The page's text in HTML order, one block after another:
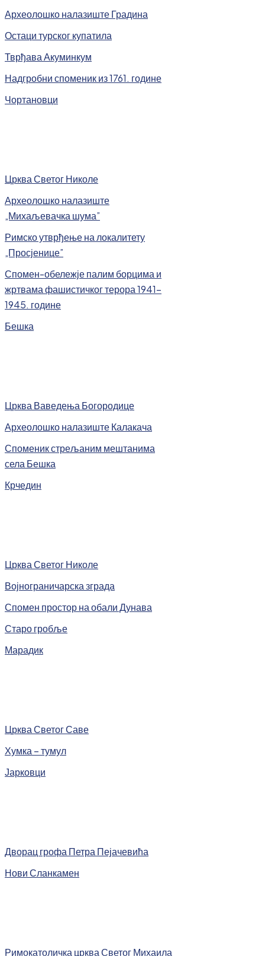
Археолошко налазиште Градина
Остаци турског купатила
Тврђава Акуминкум
Надгробни споменик из 1761. године
Чортановци
Црква Светог Николе
Археолошко налазиште
„Михаљевачка шума”
Римско утврђење на локалитету
„Просјенице”
Спомен-обележје палим борцима и
жртвама фашистичког терора 1941-
1945. године
Бешка
Црква Ваведења Богородице
Археолошко налазиште Калакача
Споменик стрељаним мештанима
села Бешка
Крчедин
Црква Светог Николе
Војнограничарска зграда
Спомен простор на обали Дунава
Старо гробље
Марадик
Црква Светог Саве
Хумка – тумул
Јарковци
Дворац грофа Петра Пејачевића
Нови Сланкамен
Римокатоличка црква Светог Михаила